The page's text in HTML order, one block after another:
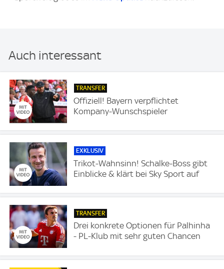
Auch interessant
TRANSFER
Offiziell! Bayern verpflichtet
Kompany-Wunschspieler
EXKLUSIV
Trikot-Wahnsinn! Schalke-Boss gibt
Einblicke & klärt bei Sky Sport auf
TRANSFER
Drei konkrete Optionen für Palhinha
- PL-Klub mit sehr guten Chancen